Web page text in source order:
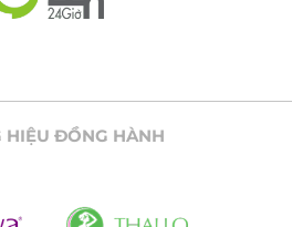
HIỆU ĐỒNG HÀNH